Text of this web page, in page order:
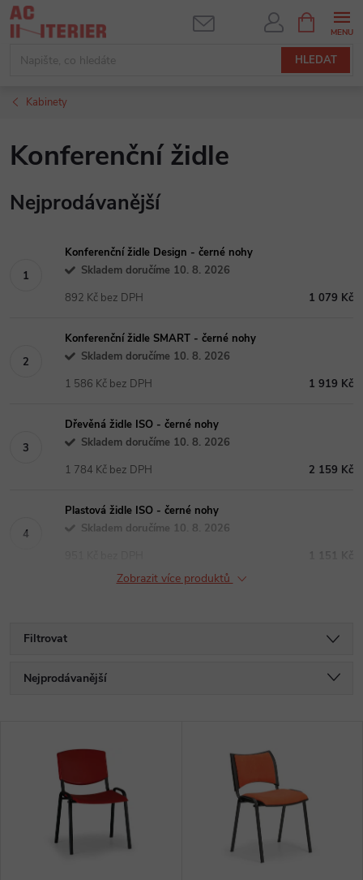
Přejít
na
HLEDAT
NÁKUPNÍ
KOŠÍK
Kabinety
Konferenční židle
Nejprodávanější
Konferenční židle Design - černé nohy
Skladem doručíme 10. 8. 2026
1 079 Kč
892 Kč bez DPH
Konferenční židle SMART - černé nohy
Skladem doručíme 10. 8. 2026
1 919 Kč
1 586 Kč bez DPH
Dřevěná židle ISO - černé nohy
Skladem doručíme 10. 8. 2026
2 159 Kč
1 784 Kč bez DPH
Plastová židle ISO - černé nohy
Skladem doručíme 10. 8. 2026
Zobrazit více produktů
Filtrovat
Ř
Nejprodávanější
Abecedně